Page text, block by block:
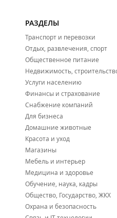
РАЗДЕЛЫ
Транспорт и перевозки
Отдых, развлечения, спорт
Общественное питание
Недвижимость,
Услуги населению
Финансы и страхование
Снабжение компаний
Для бизнеса
Домашние животные
Красота и уход
Магазины
Мебель и интерьер
Медицина и здоровье
Обучение, наука, кадры
Общество, Государство, ЖКХ
Охрана и безопасность